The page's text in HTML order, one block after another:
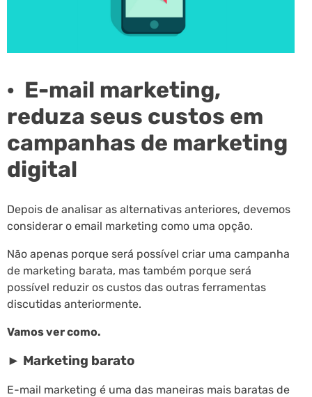
· E-mail marketing,
reduza seus custos em
campanhas de marketing
digital
Depois de analisar as alternativas anteriores, devemos
considerar o email marketing como uma opção.
Não apenas porque será possível criar uma campanha
de marketing barata, mas também porque será
possível reduzir os custos das outras ferramentas
discutidas anteriormente.
Vamos ver como.
► Marketing barato
E-mail marketing é uma das maneiras mais baratas de